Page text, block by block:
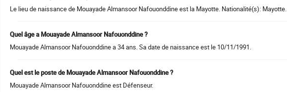
Le lieu de naissance de Mouayade Almansoor Nafouonddine est la Mayotte. Nationalité(s): Mayotte.
Quel âge a Mouayade Almansoor Nafouonddine ?
Mouayade Almansoor Nafouonddine a 34 ans. Sa date de naissance est le 10/11/1991.
Quel est le poste de Mouayade Almansoor Nafouonddine ?
Mouayade Almansoor Nafouonddine est Défenseur.